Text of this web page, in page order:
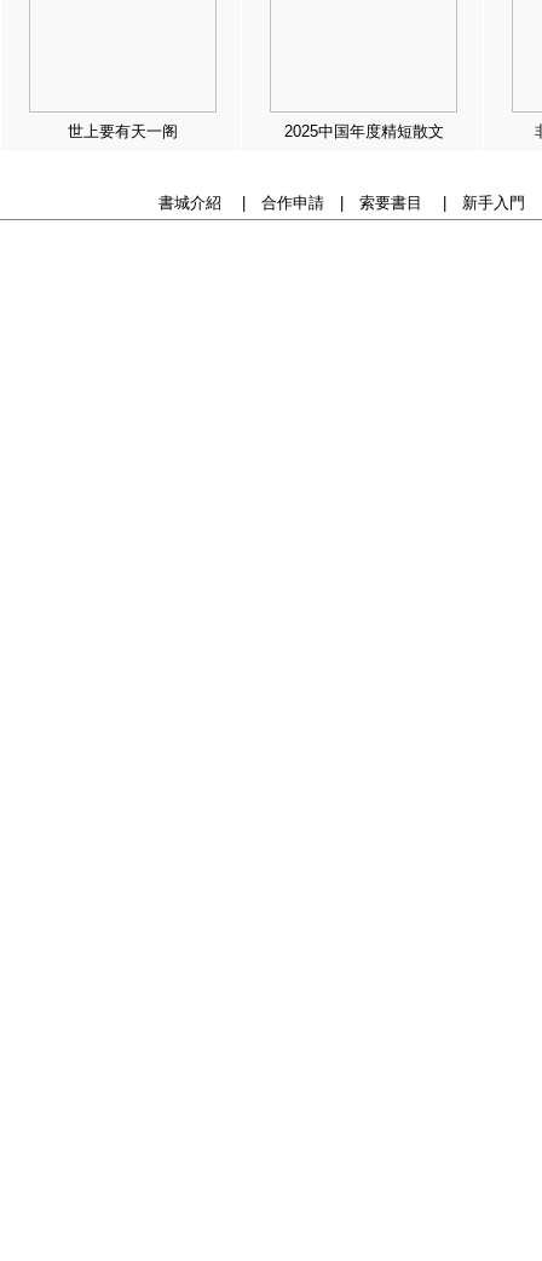
世上要有天一阁 2025中国年度精短散文
書城介紹 合作申請| 索要書目 新手入門